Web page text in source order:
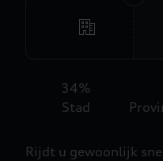
34%
Stad
Rijdt u gewoonlijk